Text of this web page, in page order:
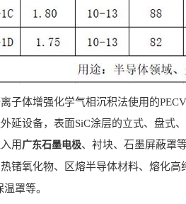
体增强化学气相沉积法使用的
设备，表面SiC涂层的立式、盘式、
用广东石墨电极、衬块、石墨屏蔽罩
氧化物、区熔半导体材料、熔化高
罩等。